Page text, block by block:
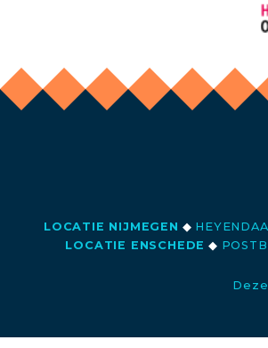
LOCATIE NIJMEGEN ◆
LOCATIE ENSCHEDE ◆